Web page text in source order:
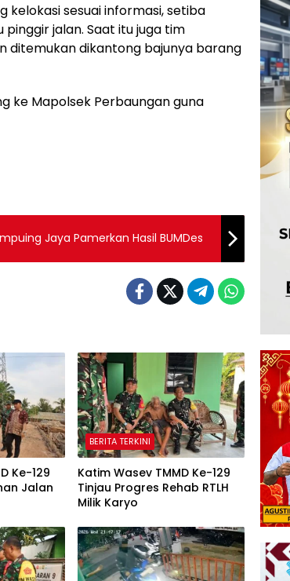
kelokasi sesuai informasi, setiba
jalan. Saat itu juga tim
ditemukan dikantong bajunya barang
ke Mapolsek Perbaungan guna
Jaya Pamerkan Hasil BUMDes
Ke-129
Jalan
BERITA TERKINI
Katim Wasev TMMD Ke-129
Tinjau Progres Rehab RTLH
Milik Karyo